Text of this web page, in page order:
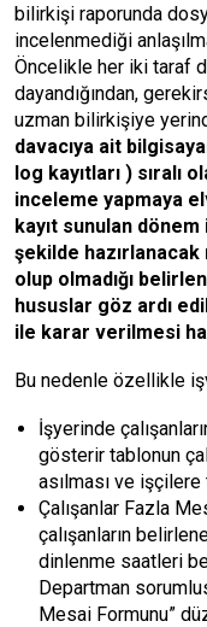
bilirkişi raporunda
incelenmediği
Öncelikle her iki taraf
dayandığından,
uzman bilirkişiye
davacıya ait
log kayıtları ) sıralı
inceleme yapmaya
kayıt sunulan
şekilde hazırlanacak
olup olmadığı
hususlar göz ardı
ile karar verilmesi
Bu nedenle özellikle
İşyerinde
gösterir tablonun
asılması ve
Çalışanlar Fazla
çalışanların
dinlenme saatleri
Departman
Mesai Formunu”